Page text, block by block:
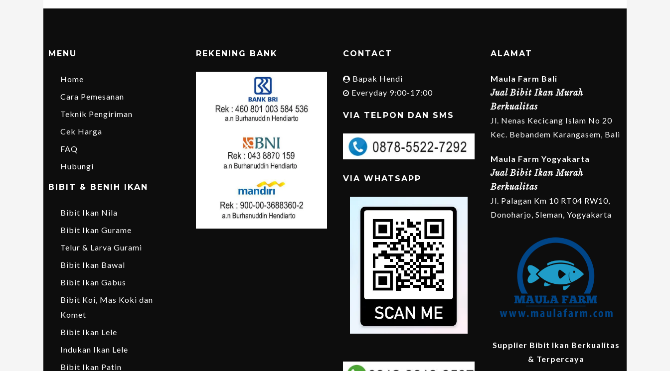
MENU
Home
Cara Pemesanan
Teknik Pengiriman
Cek Harga
FAQ
Hubungi
BIBIT & BENIH IKAN
Bibit Ikan Nila
Bibit Ikan Gurame
Telur & Larva Gurami
Bibit Ikan Bawal
Bibit Ikan Gabus
Bibit Koi, Mas Koki dan
Komet
Bibit Ikan Lele
Indukan Ikan Lele
Bibit Ikan Patin
REKENING BANK CONTACT
Bapak Hendi
Everyday 9:00-17:00
VIA TELPON DAN SMS
VIA WHATSAPP
ALAMAT
Maula Farm Bali
Jual Bibit Ikan Murah
Berkualitas
Jl. Nenas Kecicang Islam No 20
Kec. Bebandem Karangasem, Bali
Maula Farm Yogyakarta
Jual Bibit Ikan Murah
Berkualitas
Jl. Palagan Km 10 RT04 RW10,
Donoharjo, Sleman, Yogyakarta
Supplier Bibit Ikan Berkualitas
& Terpercaya